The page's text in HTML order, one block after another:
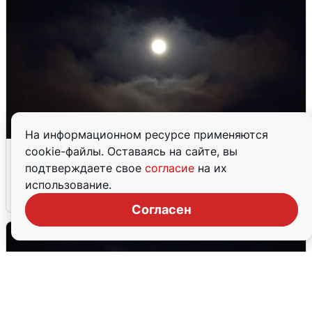
На информационном ресурсе применяются
cookie-файлы. Оставаясь на сайте, вы
подтверждаете свое согласие на их
использование.
Согласен
В Воронеже прогремели взрывы
после сигнала тревоги
5 августа 0